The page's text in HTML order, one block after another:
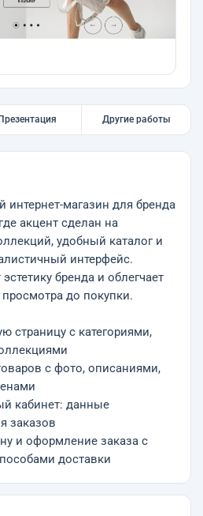
Презентация Другие работы
магазин для бренда
акцент сделан на
удобный каталог и
интерфейс.
бренда и облегчает
просмотра до покупки.
страницу с категориями,
с фото, описаниями,
кабинет: данные
заказов
и оформление заказа с
доставки